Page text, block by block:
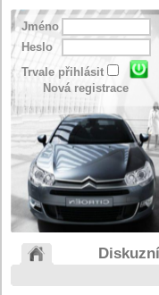
Jméno
Heslo
Trvale přihlásit
Nová registrace